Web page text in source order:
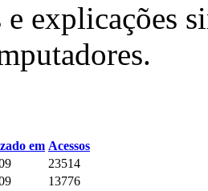
e explicações
em Acessos
23514
13776